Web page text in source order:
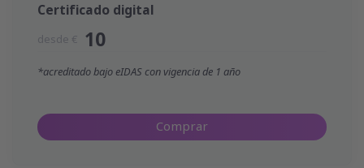
Certificado digital
desde € 10
*acreditado bajo eIDAS con vigencia de 1 año
Comprar